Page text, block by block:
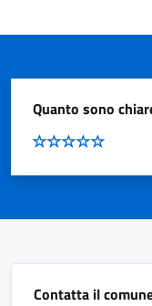
Quanto sono
Contatta il